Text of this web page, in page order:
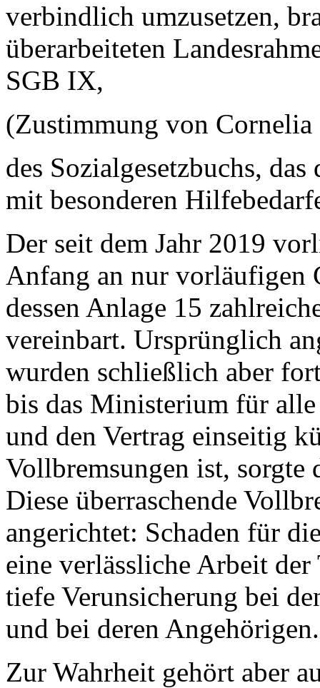
verbindlich umzusetzen,
überarbeiteten
SGB IX,
(Zustimmung von
des Sozialgesetzbuchs,
mit besonderen
Der seit dem Jahr 2019
Anfang an nur vorläufigen
dessen Anlage 15
vereinbart. Ursprünglich
wurden schließlich aber
bis das Ministerium für
und den Vertrag einseitig
Vollbremsungen ist, sorgte
Diese überraschende
angerichtet: Schaden für
eine verlässliche Arbeit
tiefe Verunsicherung bei
und bei deren
Zur Wahrheit gehört aber